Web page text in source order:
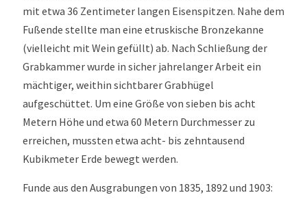
mit etwa 36 Zentimeter langen Eisenspitzen. Nahe dem
Fußende stellte man eine etruskische Bronzekanne
(vielleicht mit Wein gefüllt) ab. Nach Schließung der
Grabkammer wurde in sicher jahrelanger Arbeit ein
mächtiger, weithin sichtbarer Grabhügel
aufgeschüttet. Um eine Größe von sieben bis acht
Metern Höhe und etwa 60 Metern Durchmesser zu
erreichen, mussten etwa acht- bis zehntausend
Kubikmeter Erde bewegt werden.
Funde aus den Ausgrabungen von 1835, 1892 und 1903: